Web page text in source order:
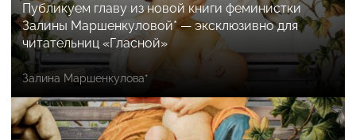
Публикуем главу из новой книги феминистки
Залины Маршенкуловой* — эксклюзивно для
читательниц «Гласной»
Залина Маршенкулова*